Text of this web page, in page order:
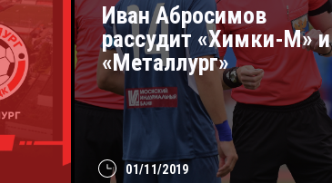
01/11/2019
Иван Абросимов
рассудит «Химки-М» и
«Металлург»